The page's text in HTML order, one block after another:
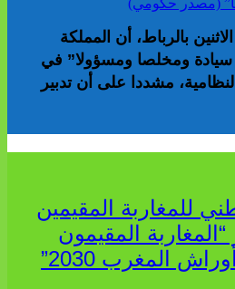
بالرباط، أن المملكة
سيادة ومخلصا ومسؤولا” في
مشددا على أن تدبير
للمغاربة المقيمين
المقيمون
المغرب 2030”